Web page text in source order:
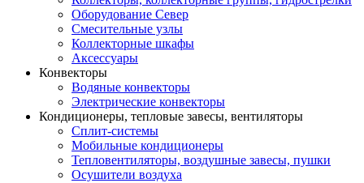
Оборудование Север
Смесительные узлы
Коллекторные шкафы
Аксессуары
Конвекторы
Водяные конвекторы
Электрические конвекторы
Кондиционеры, тепловые завесы, вентиляторы
Сплит-системы
Мобильные кондиционеры
Тепловентиляторы, воздушные завесы, пушки
Осушители воздуха